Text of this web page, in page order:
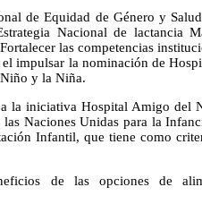
de Equidad de Género y
Nacional de lactancia
las competencias
impulsar la nominación de
y la Niña.
a la iniciativa Hospital Amigo del
Naciones Unidas para la
Infantil, que tiene como
de las opciones de